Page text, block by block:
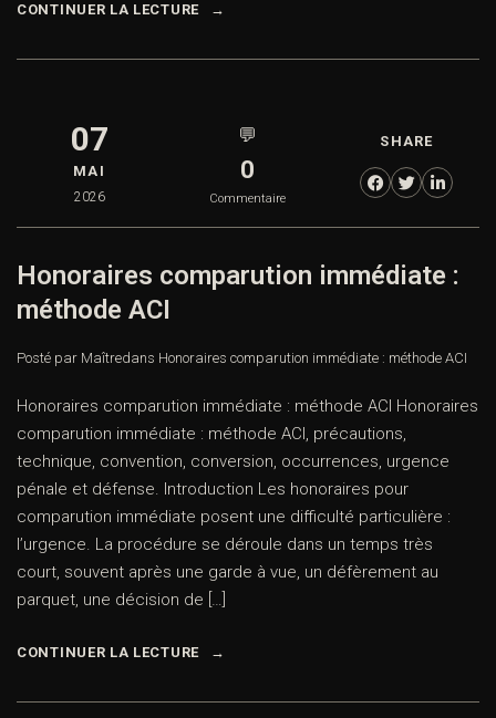
CONTINUER LA LECTURE
07
MAI
2026
💬
0
Commentaire
SHARE
Honoraires comparution immédiate :
méthode ACI
Posté par Maîtredans Honoraires comparution immédiate : méthode ACI
Honoraires comparution immédiate : méthode ACI Honoraires
comparution immédiate : méthode ACI, précautions,
technique, convention, conversion, occurrences, urgence
pénale et défense. Introduction Les honoraires pour
comparution immédiate posent une difficulté particulière :
l’urgence. La procédure se déroule dans un temps très
court, souvent après une garde à vue, un défèrement au
parquet, une décision de […]
CONTINUER LA LECTURE